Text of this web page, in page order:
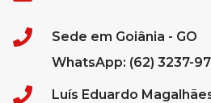
Sede em Goiânia - GO
WhatsApp: (62) 3237-
Luís Eduardo